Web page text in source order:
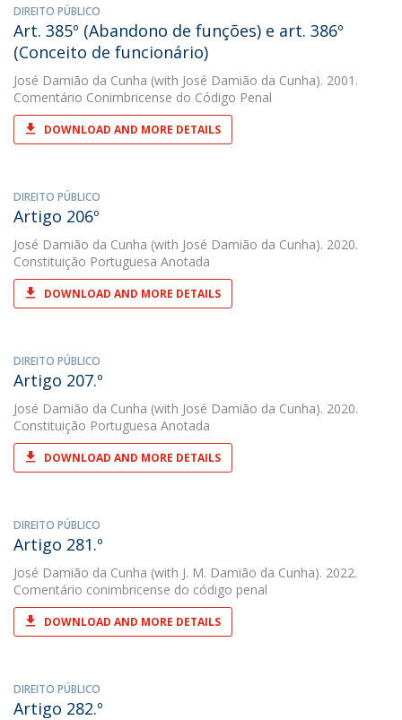
DIREITO PÚBLICO
Art. 385º (Abandono de funções) e art. 386º
(Conceito de funcionário)
José Damião da Cunha (with José Damião da Cunha). 2001.
Comentário Conimbricense do Código Penal
DOWNLOAD AND MORE DETAILS
DIREITO PÚBLICO
Artigo 206º
José Damião da Cunha (with José Damião da Cunha). 2020.
Constituição Portuguesa Anotada
DOWNLOAD AND MORE DETAILS
DIREITO PÚBLICO
Artigo 207.º
José Damião da Cunha (with José Damião da Cunha). 2020.
Constituição Portuguesa Anotada
DOWNLOAD AND MORE DETAILS
DIREITO PÚBLICO
Artigo 281.º
José Damião da Cunha (with J. M. Damião da Cunha). 2022.
Comentário conimbricense do código penal
DOWNLOAD AND MORE DETAILS
DIREITO PÚBLICO
Artigo 282.º